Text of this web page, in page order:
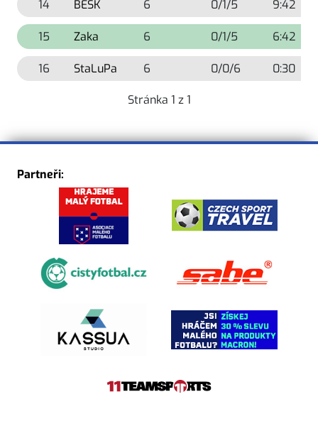
14 BESK 6 0/1/5 9:42
15 Zaka 6 0/1/5 6:42
16 StaLuPa 6 0/0/6 0:30
Stránka 1 z 1
Partneři: